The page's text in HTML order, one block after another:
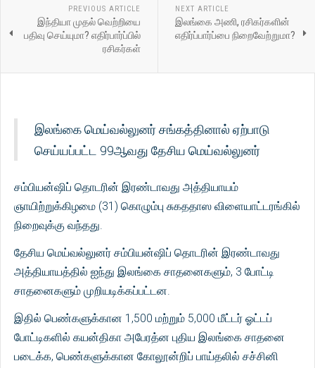
PREVIOUS ARTICLE
இந்தியா முதல் வெற்றியை
பதிவு செய்யுமா? எதிர்பார்ப்பில்
ரசிகர்கள்
NEXT ARTICLE
இலங்கை அணி, ரசிகர்களின்
எதிர்ப்பார்ப்பை நிறைவேற்றுமா?
இலங்கை மெய்வல்லுனர் சங்கத்தினால் ஏற்பாடு
செய்யப்பட்ட 99ஆவது தேசிய மெய்வல்லுனர்
சம்பியன்ஷிப் தொடரின் இரண்டாவது அத்தியாயம்
ஞாயிற்றுக்கிழமை (31) கொழும்பு சுகததாஸ விளையாட்டரங்கில்
நிறைவுக்கு வந்தது.
தேசிய மெய்வல்லுனர் சம்பியன்ஷிப் தொடரின் இரண்டாவது
அத்தியாயத்தில் ஐந்து இலங்கை சாதனைகளும், 3 போட்டி
சாதனைகளும் முறியடிக்கப்பட்டன.
இதில் பெண்களுக்கான 1,500 மற்றும் 5,000 மீட்டர் ஓட்டப்
போட்டிகளில் கயன்திகா அபேரத்ன புதிய இலங்கை சாதனை
படைக்க, பெண்களுக்கான கோலூன்றிப் பாய்தலில் சச்சினி